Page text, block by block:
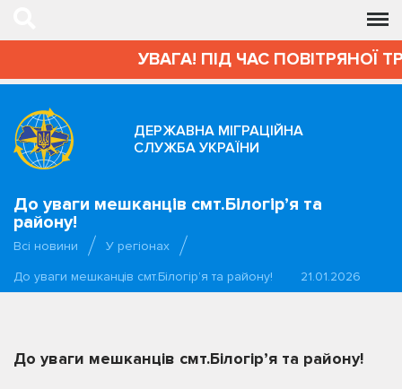
УВАГА! ПІД ЧАС ПОВІТРЯНОЇ
ДЕРЖАВНА МІГРАЦІЙНА
СЛУЖБА УКРАЇНИ
До уваги мешканців смт.Білогір’я та
району!
Всі новини
У регіонах
До уваги мешканців смт.Білогір’я та району!
21.01.2026
До уваги мешканців смт.Білогір’я та району!